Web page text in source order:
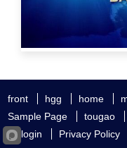
front hgg home
Sample Page
tougao
mylogin
Privacy Policy